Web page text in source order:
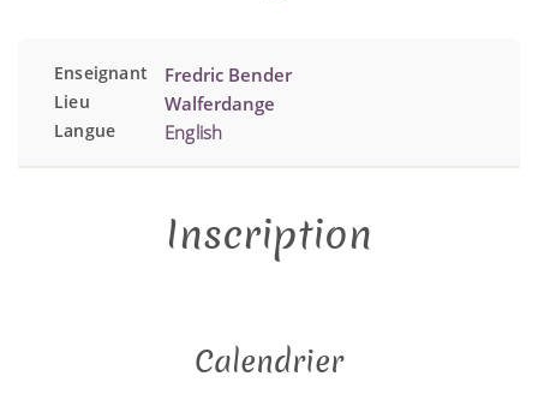
Enseignant Fredric Bender
Lieu Walferdange
Langue English
Inscription
Calendrier